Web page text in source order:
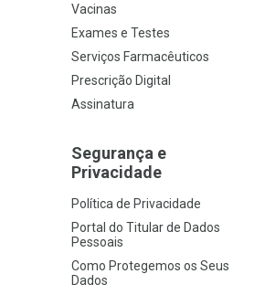
Vacinas
Exames e Testes
Serviços Farmacêuticos
Prescrição Digital
Assinatura
Segurança e
Privacidade
Política de Privacidade
Portal do Titular de Dados
Pessoais
Como Protegemos os Seus
Dados